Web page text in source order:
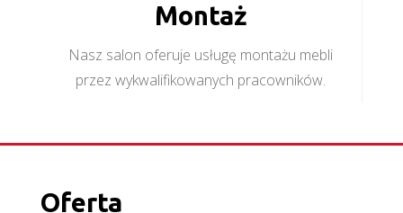
Montaż
Nasz salon oferuje usługę montażu mebli
przez wykwalifikowanych pracowników.
Oferta